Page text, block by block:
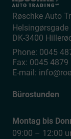
Røschke Auto
Helsingørsgade
DK-3400
Phone: 0045
Fax: 0045 4879
E-mail:
Bürostunden
Montag bis
09:00 – 12:00